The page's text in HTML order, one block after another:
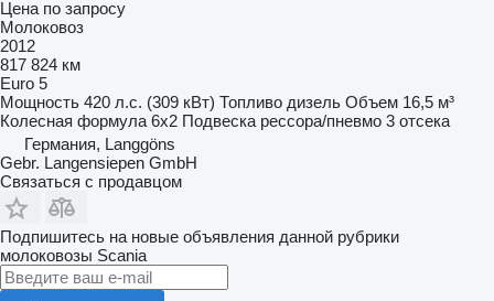
Цена по запросу
Молоковоз
2012
817 824 км
Euro 5
Мощность 420 л.с. (309 кВт) Топливо дизель Объем 16,5 м³
Колесная формула 6x2 Подвеска рессора/пневмо 3 отсека
Германия, Langgöns
Gebr. Langensiepen GmbH
Связаться с продавцом
Подпишитесь на новые объявления данной рубрики
молоковозы Scania